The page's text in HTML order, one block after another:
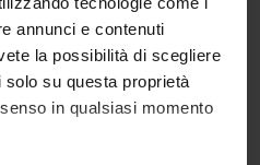
annunci e contenuti
la possibilità di scegliere
su questa proprietà
in qualsiasi momento